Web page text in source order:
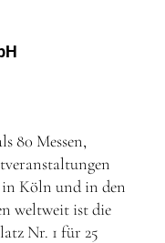
80 Messen,
in Köln und in den
weltweit ist die
Nr. 1 für 25